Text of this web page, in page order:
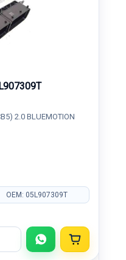
2.0 BLUEMOTION
OEM: 05L907309T